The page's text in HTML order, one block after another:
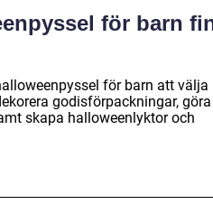
för barn
för barn att välja
godisförpackningar, göra
skapa halloweenlyktor och